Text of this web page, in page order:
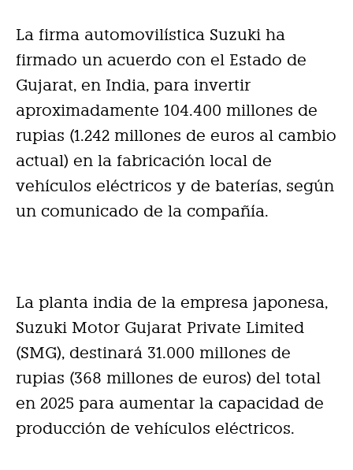
La firma automovilística Suzuki ha
firmado un acuerdo con el Estado de
Gujarat, en India, para invertir
aproximadamente 104.400 millones de
rupias (1.242 millones de euros al cambio
actual) en la fabricación local de
vehículos eléctricos y de baterías, según
un comunicado de la compañía.
La planta india de la empresa japonesa,
Suzuki Motor Gujarat Private Limited
(SMG), destinará 31.000 millones de
rupias (368 millones de euros) del total
en 2025 para aumentar la capacidad de
producción de vehículos eléctricos.